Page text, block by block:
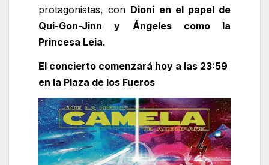
protagonistas, con Dioni en el papel de
Qui-Gon-Jinn y Ángeles como la
Princesa Leia.
El concierto comenzará hoy a las 23:59
en la Plaza de los Fueros